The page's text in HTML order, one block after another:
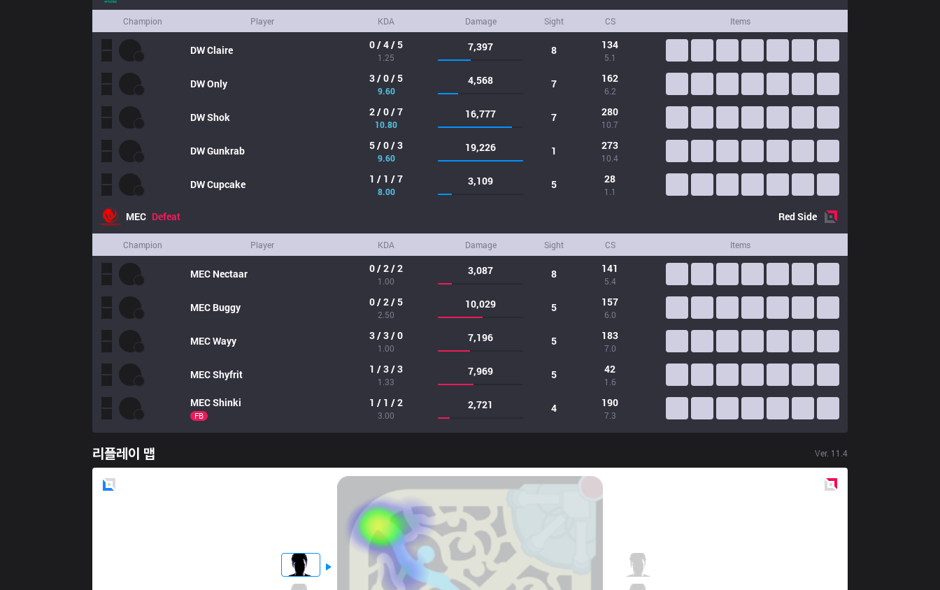
Champion Player KDA Damage Sight CS Items
DWClaire 0 / 4 / 5
1.25
7,397 8 134
5.1
DWOnly 3 / 0 / 5
9.60
4,568 7 162
6.2
DWShok 2 / 0 / 7
10.80
16,777 7 280
10.7
DWGunkrab 5 / 0 / 3
9.60
19,226 1 273
10.4
DWCupcake 1 / 1 / 7
8.00
3,109 5 28
1.1
MEC Defeat RedSide
Champion Player KDA Damage Sight CS Items
MEC Nectaar 0 / 2 / 2
1.00
3,087 8 141
5.4
MEC Buggy 0 / 2 / 5
2.50
10,029 5 157
6.0
MECWayy 3 / 3 / 0
1.00
7,196 5 183
7.0
MECShyfrit 1 / 3 / 3
1.33
7,969 5 42
1.6
MECShinki
FB
1 / 1 / 2
3.00
2,721 4 190
7.3
리플레이 맵 Ver. 11.4